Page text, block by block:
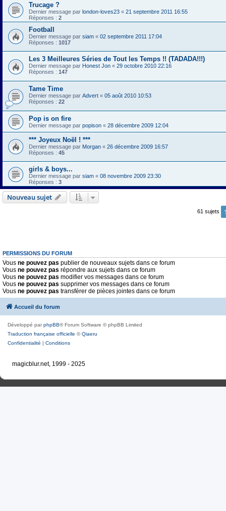
Trucage ?
Dernier message par london-loves23 « 21 septembre 2011 16:55
Réponses : 2
Football
Dernier message par siam « 02 septembre 2011 17:04
Réponses : 1017
Les 3 Meilleures Séries de Tout les Temps !! (TADADA!!!)
Dernier message par Honest Jon « 29 octobre 2010 22:16
Réponses : 147
Tame Time
Dernier message par Advert « 05 août 2010 10:53
Réponses : 22
Pop is on fire
Dernier message par popison « 28 décembre 2009 12:04
*** Joyeux Noël ! ***
Dernier message par Morgan « 26 décembre 2009 16:57
Réponses : 45
girls & boys...
Dernier message par siam « 08 novembre 2009 23:30
Réponses : 3
Nouveau sujet
61 sujets
PERMISSIONS DU FORUM
Vous ne pouvez pas publier de nouveaux sujets dans ce forum
Vous ne pouvez pas répondre aux sujets dans ce forum
Vous ne pouvez pas modifier vos messages dans ce forum
Vous ne pouvez pas supprimer vos messages dans ce forum
Vous ne pouvez pas transférer de pièces jointes dans ce forum
Accueil du forum
Développé parphpBB® Forum Software © phpBB Limited
Traduction française officielle ©Qiaeru
Confidentialité
Conditions
magicblur.net, 1999 - 2025